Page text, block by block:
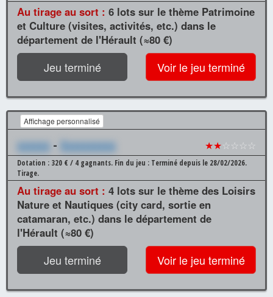
Au tirage au sort : 6 lots sur le thème Patrimoine
et Culture (visites, activités, etc.) dans le
département de l'Hérault (≈80 €)
Jeu terminé Voir le jeu terminé
Affichage personnalisé
xxxxxx - Xxxxxxxxxx ★★☆☆☆☆
Dotation : 320 € / 4 gagnants. Fin du jeu : Terminé depuis le 28/02/2026.
Tirage.
Au tirage au sort : 4 lots sur le thème des Loisirs
Nature et Nautiques (city card, sortie en
catamaran, etc.) dans le département de
l'Hérault (≈80 €)
Jeu terminé Voir le jeu terminé